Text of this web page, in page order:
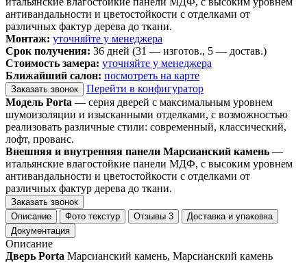
антивандальности и цветостойкости с отделками от
различных фактур дерева до ткани.
Монтаж: уточняйте у менеджера
Срок получения: 36 дней (31 — изготов., 5 — достав.)
Стоимость замера: уточняйте у менеджера
Ближайший салон: посмотреть на карте
Заказать звонок
Перейти в конфигуратор
Модель Porta — серия дверей с максимальным уровнем
шумоизоляции и изысканными отделками, с возможностью
реализовать различные стили: современный, классический,
лофт, прованс.
Внешняя и внутренняя панели Марсианский камень —
итальянские влагостойкие панели МДФ, с высоким уровнем
антивандальности и цветостойкости с отделками от
различных фактур дерева до ткани.
Заказать звонок
Описание
Фото текстур Отзывы 3
Доставка и упаковка
Документация
Описание
Дверь Porta Марсианский камень, Марсианский камень